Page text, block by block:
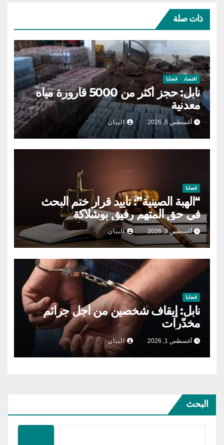
ذات صلة
اقتصاد قضايا
نابل: حجز أكثر من 5000 قارورة مياه
معدنية
أغسطس 6, 2026 البيان
قضايا
“الهبة الصينية”: تأييد قرار ختم البحث
في حق المتهم رفيق بوشلاكة
أغسطس 3, 2026 البيان
قضايا
نابل: إيقاف شخصين من أجل جرائم
مخدّرات
أغسطس 1, 2026 البيان
البحث